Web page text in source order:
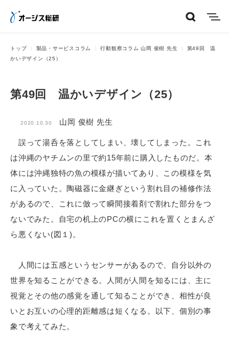
トップ 製品・サービスコラム 行動観察コラム 山岡 俊樹 先生
第49回 温
かいデザイン（25）
第49回 温かいデザイン（25）
2020.10.30 山岡 俊樹 先生
誤って湯呑を落としてしまい、壊してしまった。これ
は沖縄のヤチムンの里で約15年前に購入したものだ。本
体には沖縄独特の魚の模様が描いてあり、この模様を気
に入っていた。陶磁器に金継ぎという割れ目の補修作法
があるので、これに倣って瞬間接着剤で割れた部分をつ
ないでみた。自宅の机上のPCの横にこれを置くとまんざ
ら悪くない(図１)。
人間には五感というセンサーがあるので、自分以外の
世界を知ることができる。人間が人間を知るには、主に
視覚とその他の感覚を通して知ることができ、相性が良
いとお互いの心理的距離感は短くなる。以下、個別の事
象で考えてみた。